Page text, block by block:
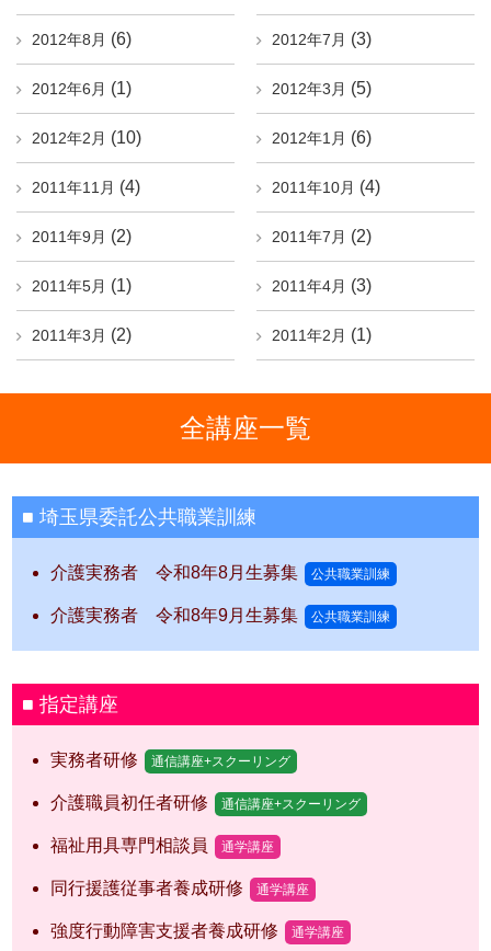
2012年8月 (6) 2012年7月 (3)
2012年6月 (1) 2012年3月 (5)
2012年2月 (10) 2012年1月 (6)
2011年11月 (4) 2011年10月 (4)
2011年9月 (2) 2011年7月 (2)
2011年5月 (1) 2011年4月 (3)
2011年3月 (2) 2011年2月 (1)
全講座一覧
埼玉県委託公共職業訓練
介護実務者 令和8年8月生募集 公共職業訓練
介護実務者 令和8年9月生募集 公共職業訓練
指定講座
実務者研修 通信講座+スクーリング
介護職員初任者研修 通信講座+スクーリング
福祉用具専門相談員 通学講座
同行援護従事者養成研修 通学講座
強度行動障害支援者養成研修 通学講座